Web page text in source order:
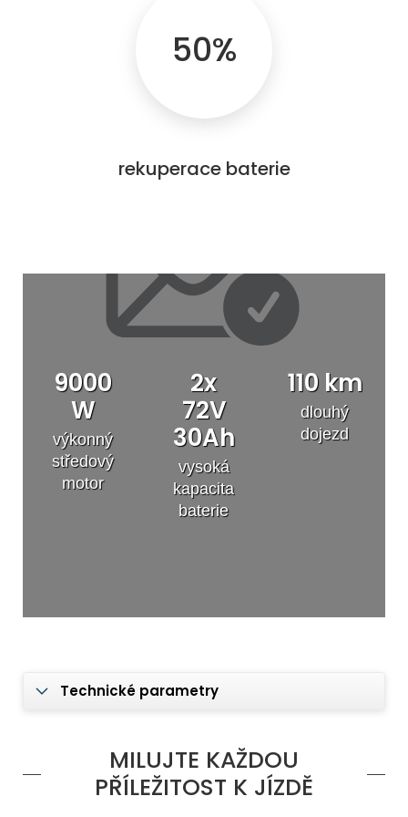
50%
rekuperace baterie
9000
W
výkonný
středový
motor
2x
72V
30Ah
vysoká
kapacita
baterie
110 km
dlouhý
dojezd
Technické parametry
MILUJTE KAŽDOU
PŘÍLEŽITOST K JÍZDĚ